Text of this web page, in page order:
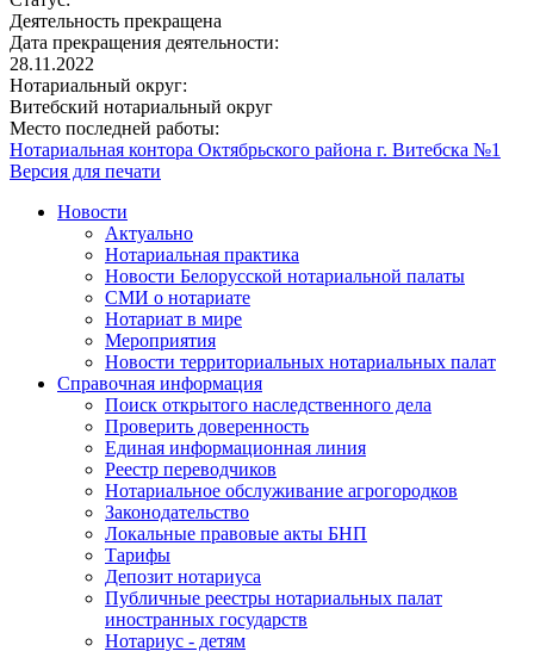
Деятельность прекращена
Дата прекращения деятельности:
28.11.2022
Нотариальный округ:
Витебский нотариальный округ
Место последней работы:
Нотариальная контора Октябрьского района г. Витебска №1
Версия для печати
Новости
Актуально
Нотариальная практика
Новости Белорусской нотариальной палаты
СМИ о нотариате
Нотариат в мире
Мероприятия
Новости территориальных нотариальных палат
Справочная информация
Поиск открытого наследственного дела
Проверить доверенность
Единая информационная линия
Реестр переводчиков
Нотариальное обслуживание агрогородков
Законодательство
Локальные правовые акты БНП
Тарифы
Депозит нотариуса
Публичные реестры нотариальных палат
иностранных государств
Нотариус - детям